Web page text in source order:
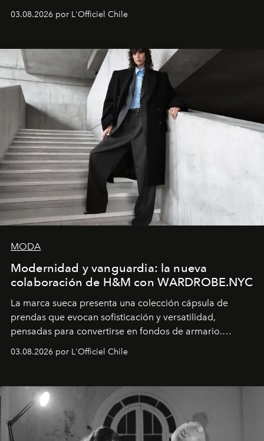
la asesora creativa y jefa de diseño global de la marca
y la filosofía detrás de la propuesta.
03.08.2026 por L'Officiel Chile
MODA
Modernidad y vanguardia: la nueva
colaboración de H&M con WARDROBE.NYC
La marca sueca presenta una colección cápsula de
prendas que evocan sofisticación y versatilidad,
pensadas para convertirse en fondos de armario.
03.08.2026 por L'Officiel Chile